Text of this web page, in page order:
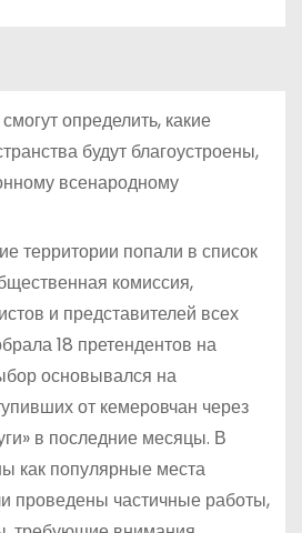
определить, какие
будут благоустроены,
всенародному
территории попали в список
комиссия,
и представителей всех
18 претендентов на
основывался на
от кемеровчан через
в последние месяцы. В
как популярные места
проведены частичные работы,